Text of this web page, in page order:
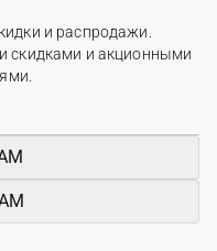
и распродажи.
скидками и акционными